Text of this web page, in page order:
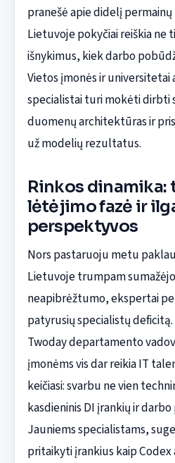
pranešė apie didelį
Lietuvoje pokyčiai reiškia ne
išnykimus, kiek darbo
Vietos įmonės ir universitetai
specialistai turi mokėti dirbti
duomenų architektūras ir
už modelių rezultatus.
Rinkos dinamika:
lėtėjimo fazė ir
perspektyvos
Nors pastaruoju metu
Lietuvoje trumpam
neapibrėžtumo, ekspertai
patyrusių specialistų
Twoday departamento
įmonėms vis dar reikia IT
keičiasi: svarbu ne vien
kasdieninis DI įrankių ir
Jauniems specialistams,
pritaikyti įrankius kaip Codex